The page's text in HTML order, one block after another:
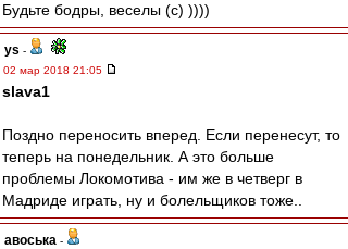
Будьте бодры, веселы (с) ))))
ys -
02 мар 2018 21:05
slava1
Поздно переносить вперед. Если перенесут, то
теперь на понедельник. А это больше
проблемы Локомотива - им же в четверг в
Мадриде играть, ну и болельщиков тоже..
авоська -